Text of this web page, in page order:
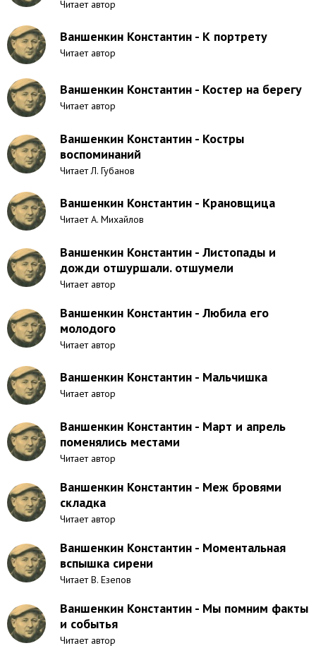
Читает автор
Ваншенкин Константин - К портрету
Читает автор
Ваншенкин Константин - Костер на берегу
Читает автор
Ваншенкин Константин - Костры
воспоминаний
Читает Л. Губанов
Ваншенкин Константин - Крановщица
Читает А. Михайлов
Ваншенкин Константин - Листопады и
дожди отшуршали. отшумели
Читает автор
Ваншенкин Константин - Любила его
молодого
Читает автор
Ваншенкин Константин - Мальчишка
Читает автор
Ваншенкин Константин - Март и апрель
поменялись местами
Читает автор
Ваншенкин Константин - Меж бровями
складка
Читает автор
Ваншенкин Константин - Моментальная
вспышка сирени
Читает В. Езепов
Ваншенкин Константин - Мы помним факты
и событья
Читает автор